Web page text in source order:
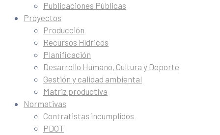
Publicaciones Públicas
Proyectos
Producción
Recursos Hídricos
Planificación
Desarrollo Humano, Cultura y Deporte
Gestión y calidad ambiental
Matriz productiva
Normativas
Contratistas incumplidos
PDOT